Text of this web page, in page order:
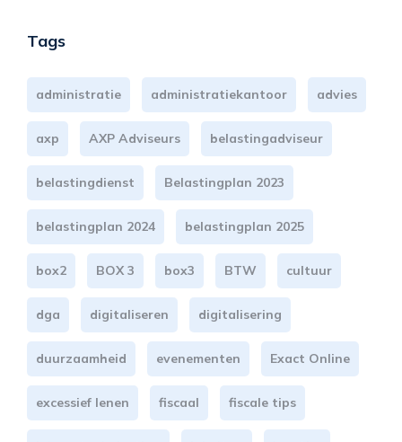
Tags
administratie administratiekantoor advies
axp AXP Adviseurs belastingadviseur
belastingdienst Belastingplan 2023
belastingplan 2024 belastingplan 2025
box2 BOX 3 box3 BTW cultuur
dga digitaliseren digitalisering
duurzaamheid evenementen Exact Online
excessief lenen fiscaal fiscale tips